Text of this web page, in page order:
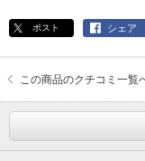
ポスト シェア
この商品のクチコミ一覧